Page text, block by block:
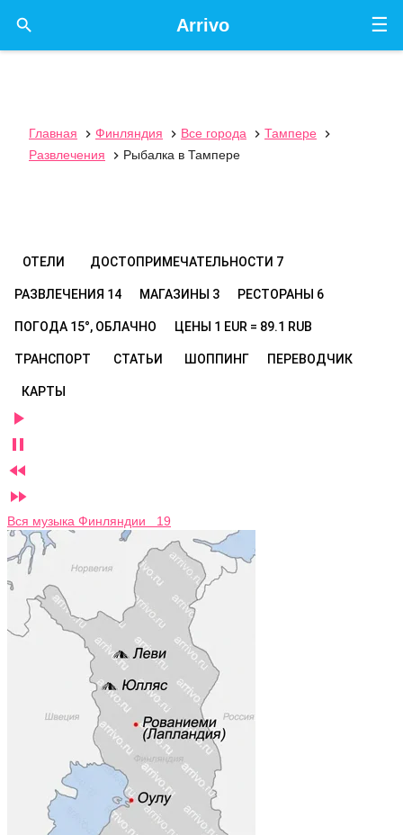
☰
Arrivo

Главная  Финляндия  Все города  Тампере

Развлечения
 Рыбалка в Тампере
ОТЕЛИ ДОСТОПРИМЕЧАТЕЛЬНОСТИ 7
РАЗВЛЕЧЕНИЯ 14 МАГАЗИНЫ 3 РЕСТОРАНЫ 6
ПОГОДА 15°, ОБЛАЧНО ЦЕНЫ 1 EUR = 89.1 RUB
ТРАНСПОРТ СТАТЬИ ШОППИНГ ПЕРЕВОДЧИК
КАРТЫ




Вся музыка Финляндии 19